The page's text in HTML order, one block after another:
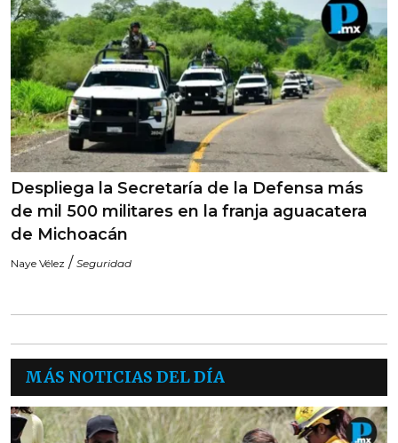
Despliega la Secretaría de la Defensa más
de mil 500 militares en la franja aguacatera
de Michoacán
Naye Vélez / Seguridad
MÁS NOTICIAS DEL DÍA